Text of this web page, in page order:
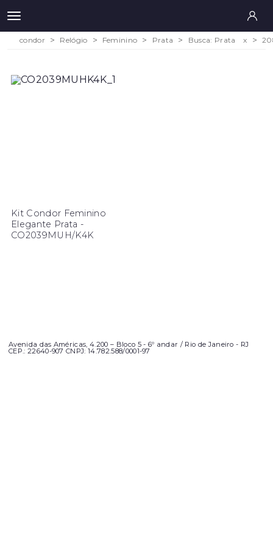
condor Relógio Feminino Prata Busca: Prata x
Kit Condor Feminino
Elegante Prata -
CO2039MUH/K4K
Avenida das Américas, 4.200 – Bloco 5 - 6º andar / Rio de Janeiro - RJ
CEP.: 22640-907 CNPJ: 14.782.588/0001-97